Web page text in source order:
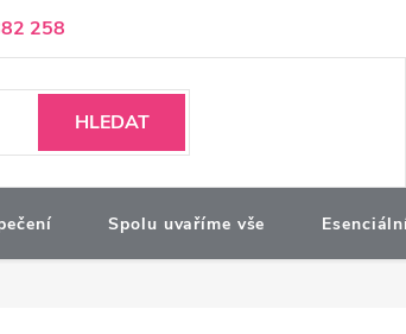
258
údajů
HLEDAT
Spolu uvaříme vše